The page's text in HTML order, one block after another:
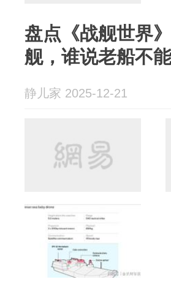
盘点《战舰世界
舰，谁说老船不
静儿家 2025-12-21